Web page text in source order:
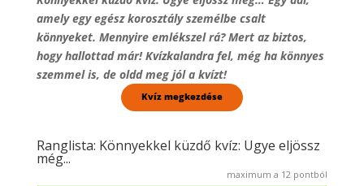
amely egy egész korosztály személbe csalt
könnyeket. Mennyire emlékszel rá? Mert az biztos,
hogy hallottad már! Kvízkalandra fel, még ha könnyes
szemmel is, de oldd meg jól a kvízt!
Ranglista: Könnyekkel küzdő kvíz: Ugye eljössz
még...
maximum a 12pontból